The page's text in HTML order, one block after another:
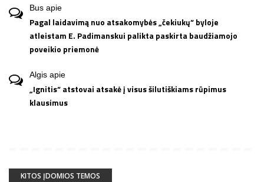
Bus apie
Pagal laidavimą nuo atsakomybės „čekiukų“ byloje
atleistam E. Padimanskui palikta paskirta baudžiamojo
poveikio priemonė
Algis apie
„Ignitis“ atstovai atsakė į visus šilutiškiams rūpimus
klausimus
KITOS ĮDOMIOS TEMOS